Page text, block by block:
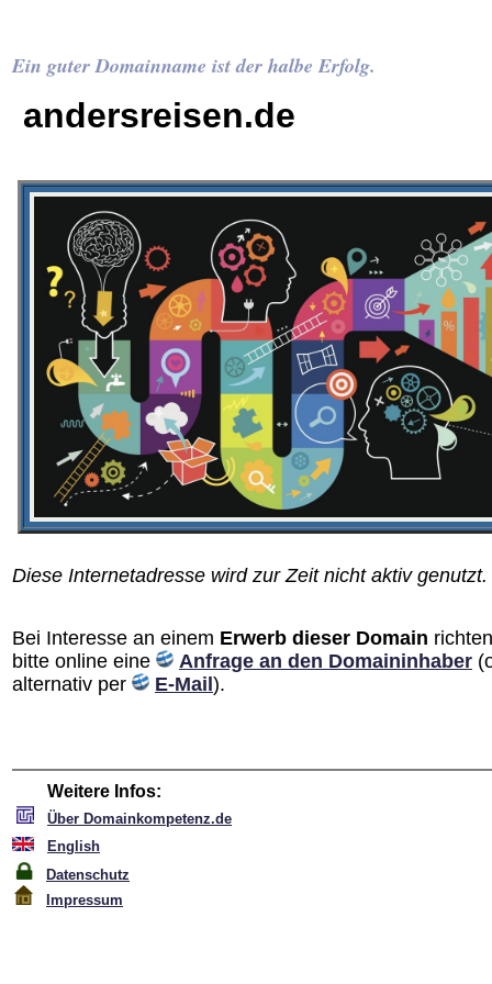
Ein guter Domainname ist der halbe Erfolg.
andersreisen.de
Diese Internetadresse wird zur Zeit nicht aktiv genutzt.
Bei Interesse an einem Erwerb dieser Domain
bitte online eine
Anfrage an den Domain­inhaber
alternativ per
E-Mail ).
Weitere Infos:
Über Domainkompetenz.de
English
Datenschutz
Impressum